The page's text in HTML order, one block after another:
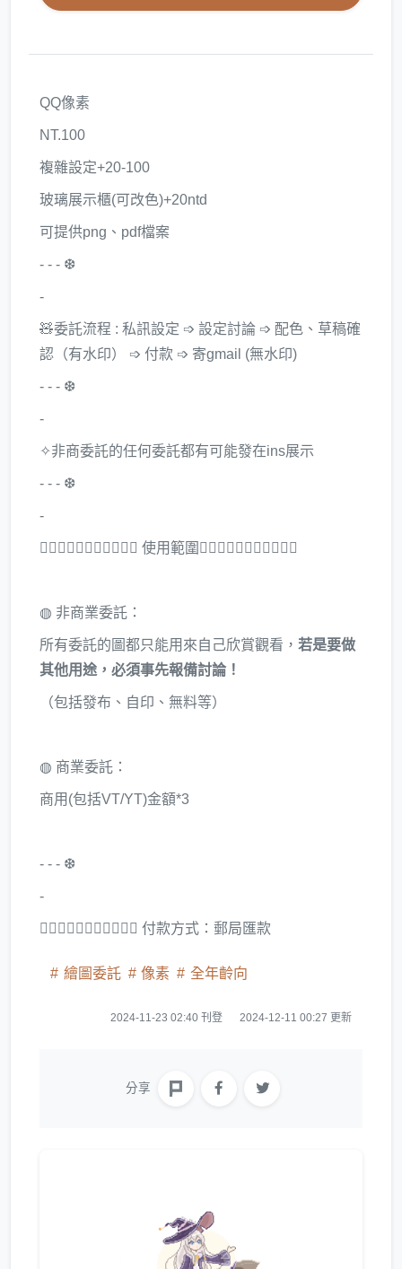
QQ像素
NT.100
複雜設定+20-100
玻璃展示櫃(可改色)+20ntd
可提供png、pdf檔案
- - - ❆
-
🧸委託流程 : 私訊設定 ➩ 設定討論 ➩ 配色、草稿確
認（有水印） ➩ 付款 ➩ 寄gmail (無水印)
- - - ❆
-
✧非商委託的任何委託都有可能發在ins展示
- - - ❆
-
▒᳜᳝᳝᳜᳝᳜᳝᳜᳝⃛ 使用範圍▒᳜᳝᳝᳜᳝᳜᳝᳜᳝⃛
◍ 非商業委託：
所有委託的圖都只能用來自己欣賞觀看， 若是要做
其他用途，必須事先報備討論！
（包括發布、自印、無料等）
◍ 商業委託：
商用(包括VT/YT)金額*3
- - - ❆
-
▒᳜᳝᳝᳜᳝᳜᳝᳜᳝⃛ 付款方式：郵局匯款
繪圖委託 像素 全年齡向
2024-11-23 02:40 刊登 2024-12-11 00:27 更新
分享